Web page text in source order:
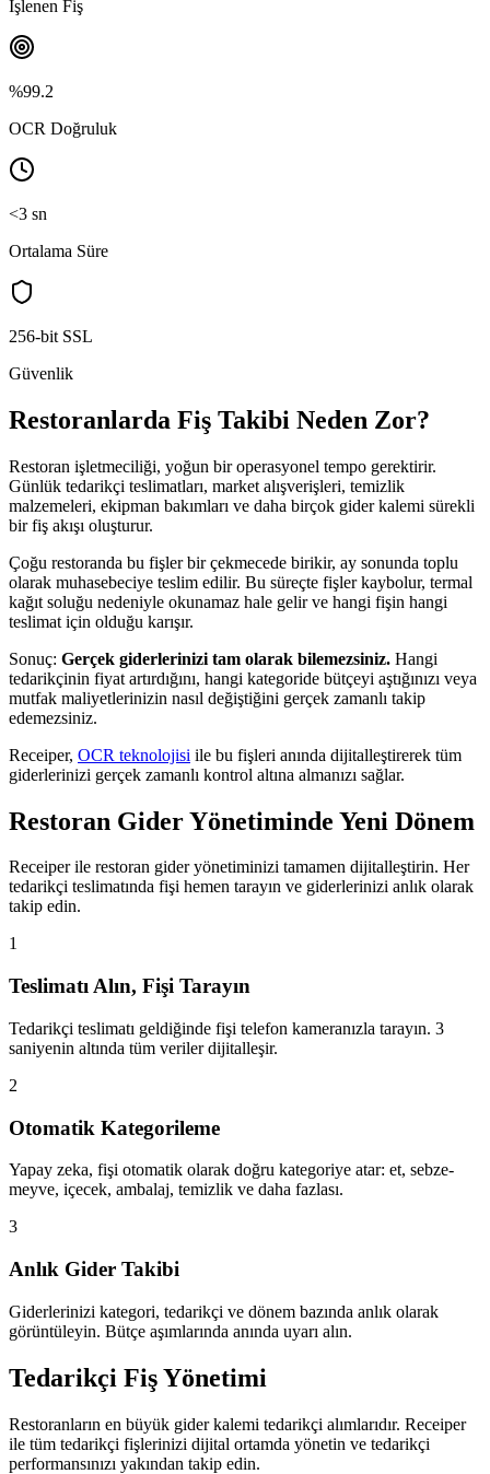
İşlenen Fiş
%99.2
OCR Doğruluk
<3 sn
Ortalama Süre
256-bit SSL
Güvenlik
Restoranlarda Fiş Takibi Neden Zor?
Restoran işletmeciliği, yoğun bir operasyonel tempo gerektirir.
Günlük tedarikçi teslimatları, market alışverişleri, temizlik
malzemeleri, ekipman bakımları ve daha birçok gider kalemi sürekli
bir fiş akışı oluşturur.
Çoğu restoranda bu fişler bir çekmecede birikir, ay sonunda toplu
olarak muhasebeciye teslim edilir. Bu süreçte fişler kaybolur, termal
kağıt soluğu nedeniyle okunamaz hale gelir ve hangi fişin hangi
teslimat için olduğu karışır.
Sonuç: Gerçek giderlerinizi tam olarak bilemezsiniz. Hangi
tedarikçinin fiyat artırdığını, hangi kategoride bütçeyi aştığınızı veya
mutfak maliyetlerinizin nasıl değiştiğini gerçek zamanlı takip
edemezsiniz.
Receiper, OCR teknolojisi ile bu fişleri anında dijitalleştirerek tüm
giderlerinizi gerçek zamanlı kontrol altına almanızı sağlar.
Restoran Gider Yönetiminde Yeni Dönem
Receiper ile restoran gider yönetiminizi tamamen dijitalleştirin. Her
tedarikçi teslimatında fişi hemen tarayın ve giderlerinizi anlık olarak
takip edin.
1
Teslimatı Alın, Fişi Tarayın
Tedarikçi teslimatı geldiğinde fişi telefon kameranızla tarayın. 3
saniyenin altında tüm veriler dijitalleşir.
2
Otomatik Kategorileme
Yapay zeka, fişi otomatik olarak doğru kategoriye atar: et, sebze-
meyve, içecek, ambalaj, temizlik ve daha fazlası.
3
Anlık Gider Takibi
Giderlerinizi kategori, tedarikçi ve dönem bazında anlık olarak
görüntüleyin. Bütçe aşımlarında anında uyarı alın.
Tedarikçi Fiş Yönetimi
Restoranların en büyük gider kalemi tedarikçi alımlarıdır. Receiper
ile tüm tedarikçi fişlerinizi dijital ortamda yönetin ve tedarikçi
performansınızı yakından takip edin.